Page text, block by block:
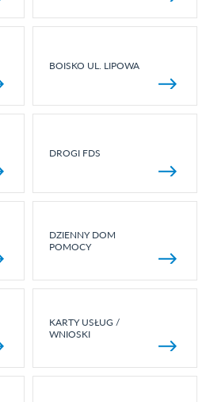
BOISKO UL. LIPOWA
DROGI FDS
DZIENNY DOM
POMOCY
KARTY USŁUG /
WNIOSKI